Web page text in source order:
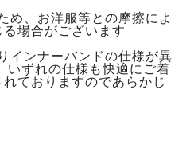
め、お洋服等との摩擦によ
場合がございます
インナーバンドの仕様が異
いずれの仕様も快適にご着
ておりますのであらかじ